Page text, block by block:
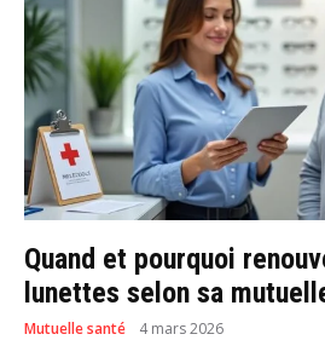
Quand et pourquoi
lunettes selon sa
Mutuelle santé 4 mars 2026